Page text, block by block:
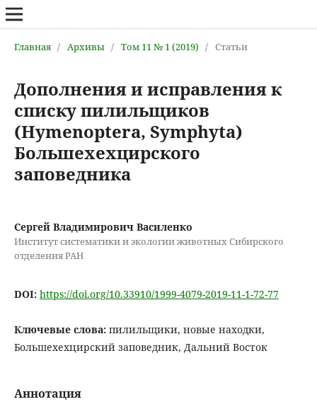
Главная / Архивы / Том 11 № 1 (2019) / Статьи
Дополнения и исправления к
списку пилильщиков
(Hymenoptera, Symphyta)
Большехехцирского
заповедника
Сергей Владимирович Василенко
Институт систематики и экологии животных Сибирского
отделения РАН
DOI: https://doi.org/10.33910/1999-4079-2019-11-1-72-77
Ключевые слова: пилильщики, новые находки,
Большехехцирский заповедник, Дальний Восток
Аннотация